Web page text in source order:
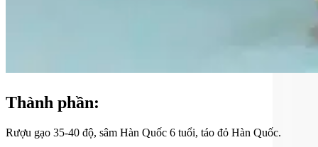
Thành phần:
Rượu gạo 35-40 độ, sâm Hàn Quốc 6 tuổi, táo đỏ Hàn Quốc.